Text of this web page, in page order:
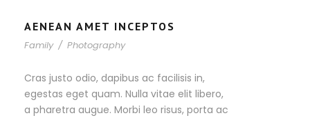
AENEAN AMET INCEPTOS
Family / Photography
Cras justo odio, dapibus ac facilisis in,
egestas eget quam. Nulla vitae elit libero,
a pharetra augue. Morbi leo risus, porta ac